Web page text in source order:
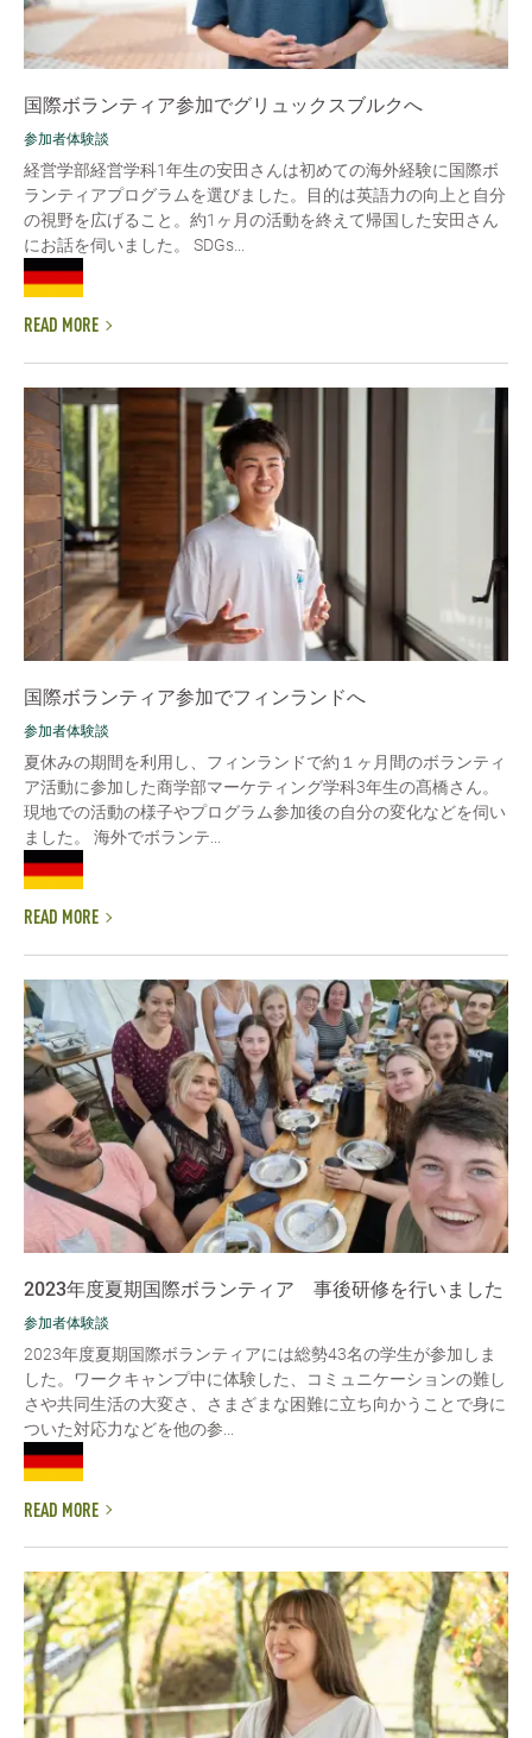
国際ボランティア参加でグリュックスブルクへ
参加者体験談
経営学部経営学科1年生の安田さんは初めての海外経験に国際ボ
ランティアプログラムを選びました。目的は英語力の向上と自分
の視野を広げること。約1ヶ月の活動を終えて帰国した安田さん
にお話を伺いました。 SDGs...
READ MORE
国際ボランティア参加でフィンランドへ
参加者体験談
夏休みの期間を利用し、フィンランドで約１ヶ月間のボランティ
ア活動に参加した商学部マーケティング学科3年生の髙橋さん。
現地での活動の様子やプログラム参加後の自分の変化などを伺い
ました。 海外でボランテ...
READ MORE
2023年度夏期国際ボランティア 事後研修を行いました
参加者体験談
2023年度夏期国際ボランティアには総勢43名の学生が参加しま
した。ワークキャンプ中に体験した、コミュニケーションの難し
さや共同生活の大変さ、さまざまな困難に立ち向かうことで身に
ついた対応力などを他の参...
READ MORE